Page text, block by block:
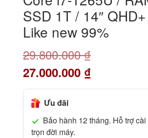
SSD 1T / 14″
Like new 99%
29.800.000₫
27.000.000 ₫
Ưu đãi
Bảo hành 12 tháng. Hỗ trợ
trọn đời máy.